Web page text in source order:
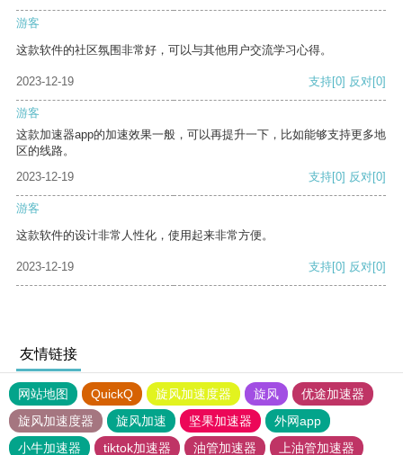
游客
这款软件的社区氛围非常好，可以与其他用户交流学习心得。
2023-12-19 支持[0] 反对[0]
游客
这款加速器app的加速效果一般，可以再提升一下，比如能够支持更多地
区的线路。
2023-12-19
支持[0] 反对[0]
游客
这款软件的设计非常人性化，使用起来非常方便。
2023-12-19 支持[0] 反对[0]
友情链接
网站地图 QuickQ 旋风加速度器 旋风
优途加速器
旋风加速度器
旋风加速 坚果加速器
外网app
小牛加速器
tiktok加速器 油管加速器 上油管加速器